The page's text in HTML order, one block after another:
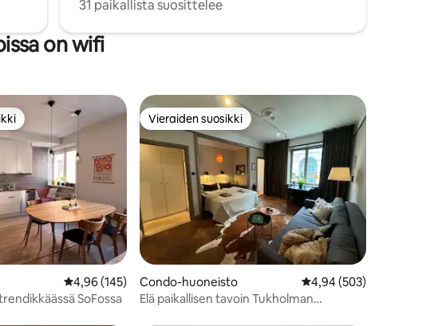
31 paikallista suosittelee
on wifi
arvostelua
parhaimmistoa
Keskimääräinen arvio 4,96/5, 145 arvostelua
4,96 (145)
SoFossa
Vieraiden suosikki
Vieraiden suosikki
Condo-huoneisto Keskimääräinen arvio
4,94 (503)
Elä paikallisen tavoin Tukholman